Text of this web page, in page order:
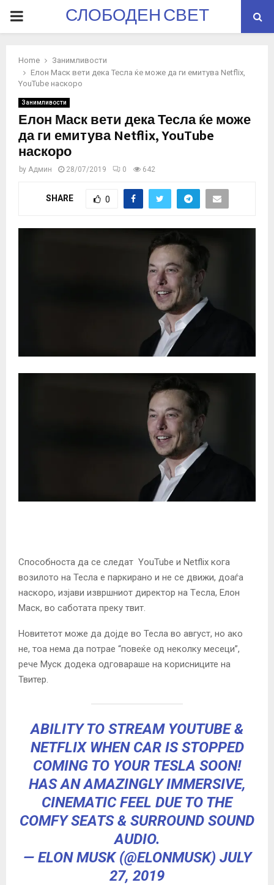
PRIMARYСЛОБОДЕН СВЕТ
Home
Занимливости
Елон Маск вети дека Тесла ќе може да ги емитува Netflix,
YouTube наскоро
Занимливости
Елон Маск вети дека Тесла ќе може
да ги емитува Netflix, YouTube
наскоро
by Админ 28/07/2019 0 642
SHARE 0
Способноста да се следат YouTube и Netflix кога
возилото на Тесла е паркирано и не се движи, доаѓа
наскоро, изјави извршниот директор на Tесла, Елон
Маск, во саботата преку твит.
Новитетот може да дојде во Тесла во август, но ако
не, тоа нема да потрае “повеќе од неколку месеци”,
рече Муск додека одговараше на корисниците на
Твитер.
ABILITY TO STREAM YOUTUBE &
NETFLIX WHEN CAR IS STOPPED
COMING TO YOUR TESLA SOON!
HAS AN AMAZINGLY IMMERSIVE,
CINEMATIC FEEL DUE TO THE
COMFY SEATS & SURROUND SOUND
AUDIO.
— ELON MUSK (@ELONMUSK) JULY
27, 2019